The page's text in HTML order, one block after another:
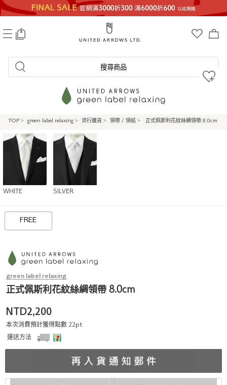
搜尋商品
TOP > green label relaxing > 流行雜貨 > 領帶 / 領結 > 正式佩斯利花紋絲綢領帶 8.0cm
WHITE SILVER
FREE
green label relaxing
正式佩斯利花紋絲綢領帶 8.0cm
NTD2,200
本次消費預計獲得點數 22pt
運送方法